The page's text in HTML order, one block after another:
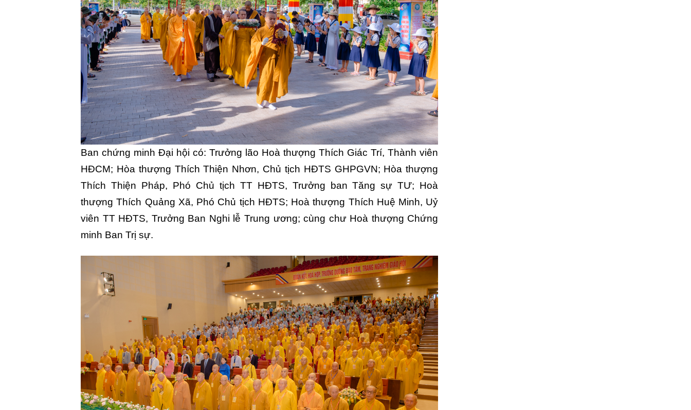
Ban chứng minh Đại hội có: Trưởng lão Hoà thượng Thích Giác Trí, Thành viên
HĐCM; Hòa thượng Thích Thiện Nhơn, Chủ tịch HĐTS GHPGVN; Hòa thượng
Thích Thiện Pháp, Phó Chủ tịch TT HĐTS, Trưởng ban Tăng sự TƯ; Hoà
thượng Thích Quảng Xã, Phó Chủ tịch HĐTS; Hoà thượng Thích Huệ Minh, Uỷ
viên TT HĐTS, Trưởng Ban Nghi lễ Trung ương; cùng chư Hoà thượng Chứng
minh Ban Trị sự.